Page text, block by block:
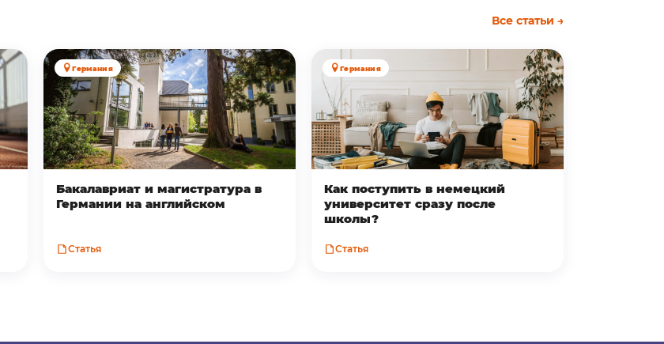
Все статьи →
Германия
Бакалавриат и магистратура в
Германии на английском
Статья
Германия
Как поступить в немецкий
университет сразу после
школы?
Статья